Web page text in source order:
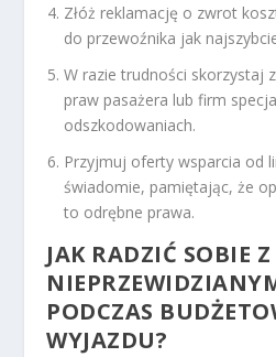
Złóż reklamację o zwrot
do przewoźnika jak
W razie trudności skorzystaj
praw pasażera lub firm
odszkodowaniach.
Przyjmuj oferty wsparcia od
świadomie, pamiętając, że
to odrębne prawa.
JAK RADZIĆ SOBIE Z
PODCZAS
WYJAZDU?